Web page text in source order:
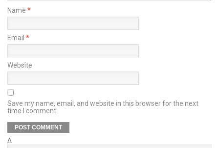
Name *
Email *
Website
Save my name, email, and website in this browser for the next
time I comment.
Δ